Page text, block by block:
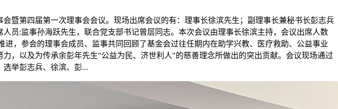
暨第四届第一次理事会会议。现场出席会议的有：理事长徐滨先生；副理事长兼秘书长彭志兵
员:监事孙海跃先生，联合党支部书记曾层同志。本次会议由理事长徐滨主持，会议出席人数
，参会的理事会成员、监事共同回顾了基金会过往任期内在助学兴教、医疗救助、公益事业
，以及为传承余彭年先生"公益为民、济世利人"的慈善理念所做出的突出贡献。会议现场通过
举彭志兵、徐滨、彭...